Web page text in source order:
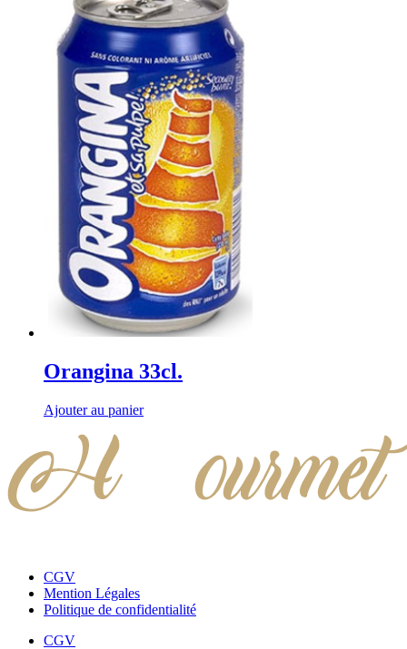
Orangina 33cl.
Ajouter au panier
CGV
Mention Légales
Politique de confidentialité
CGV